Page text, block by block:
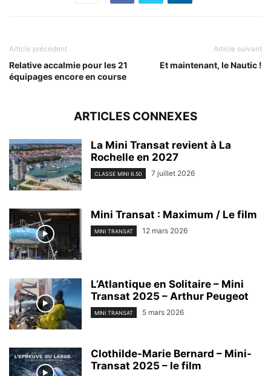
Article précédent
Relative accalmie pour les 21
équipages encore en course
Article suivant
Et maintenant, le Nautic !
ARTICLES CONNEXES
La Mini Transat revient à La
Rochelle en 2027
CLASSE MINI 6.50 7 juillet 2026
Mini Transat : Maximum / Le film
MINI TRANSAT 12 mars 2026
L’Atlantique en Solitaire – Mini
Transat 2025 – Arthur Peugeot
MINI TRANSAT 5 mars 2026
Clothilde-Marie Bernard – Mini-
Transat 2025 – le film